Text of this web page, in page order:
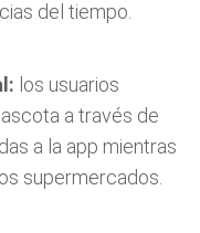
del tiempo.
los usuarios
a través de
a la app mientras
supermercados.